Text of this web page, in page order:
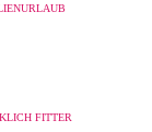
FITTER